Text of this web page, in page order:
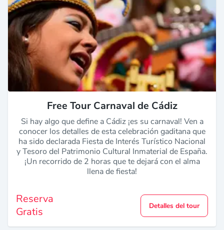
Free Tour Carnaval de Cádiz
Si hay algo que define a Cádiz ¡es su carnaval! Ven a
conocer los detalles de esta celebración gaditana que
ha sido declarada Fiesta de Interés Turístico Nacional
y Tesoro del Patrimonio Cultural Inmaterial de España.
¡Un recorrido de 2 horas que te dejará con el alma
llena de fiesta!
Reserva
Gratis
Detalles del tour